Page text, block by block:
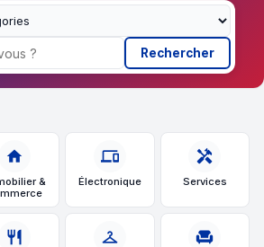
Rechercher
home
&
devices
Électronique
handyman
Services
restaurant checkroom chair